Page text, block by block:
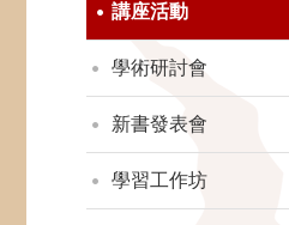
講座活動
學術研討會
新書發表會
學習工作坊